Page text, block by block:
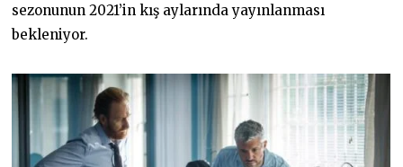
sezonunun 2021’in kış aylarında yayınlanması
bekleniyor.